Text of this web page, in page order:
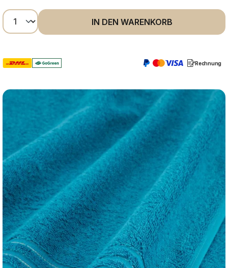
Produkt Anzahl: Gib den gewünschten
IN DEN WARENKORB
Rechnung